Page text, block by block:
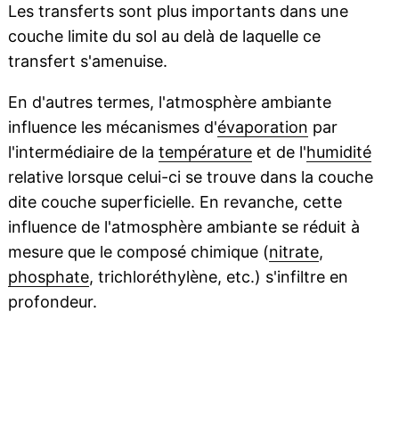
Les transferts sont plus importants dans une
couche limite du sol au delà de laquelle ce
transfert s'amenuise.
En d'autres termes, l'atmosphère ambiante
influence les mécanismes d'évaporation par
l'intermédiaire de la températureet de l'humidité
relative lorsque celui-ci se trouve dans la couche
dite couche superficielle. En revanche, cette
influence de l'atmosphère ambiante se réduit à
mesure que le composé chimique (nitrate,
phosphate, trichloréthylène, etc.) s'infiltre en
profondeur.